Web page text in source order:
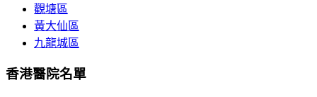
觀塘區
黃大仙區
九龍城區
香港醫院名單